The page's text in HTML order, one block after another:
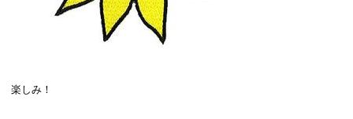
楽しみ！